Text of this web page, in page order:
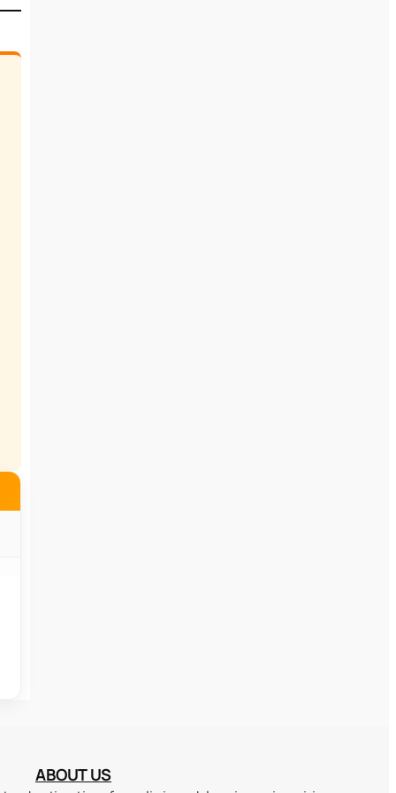
ABOUT US